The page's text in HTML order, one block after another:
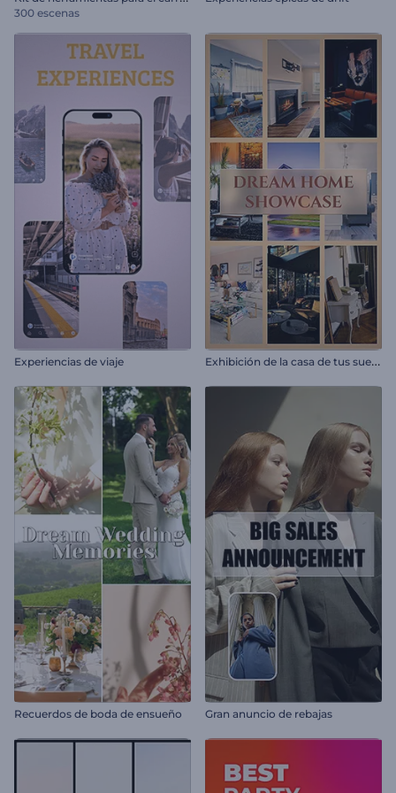
300 escenas
Experiencias de viaje E
xhibición de la casa de tus sueños
Recuerdos de boda de ensueño Gran anuncio de rebajas